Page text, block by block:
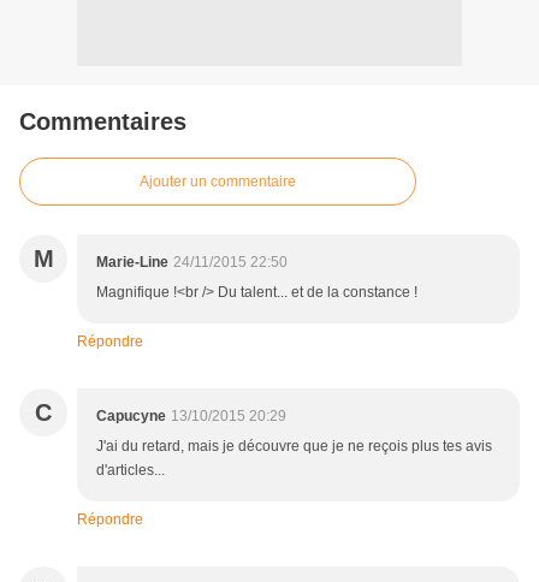
Commentaires
Ajouter un commentaire
M Marie-Line 24/11/2015 22:50
Magnifique !<br /> Du talent... et de la constance !
Répondre
C Capucyne 13/10/2015 20:29
J'ai du retard, mais je découvre que je ne reçois plus tes avis
d'articles...
Répondre